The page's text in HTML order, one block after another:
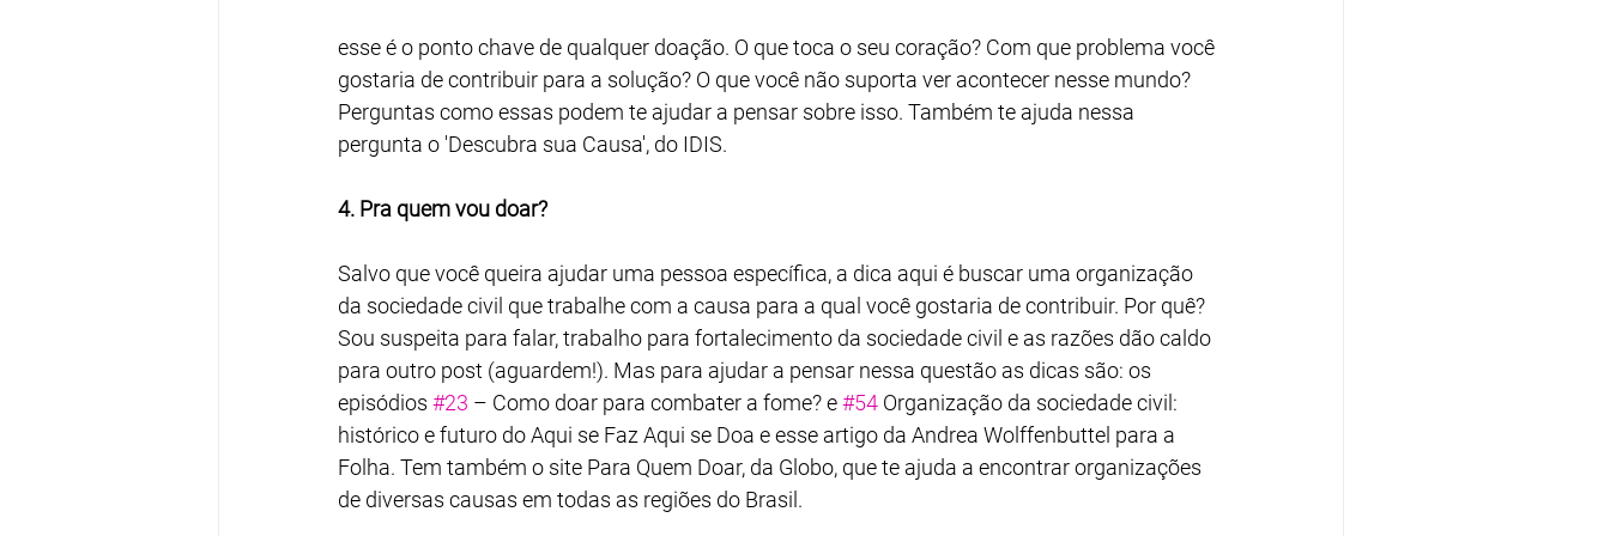
esse é o ponto chave de qualquer doação. O que toca o seu coração? Com que problema você
gostaria de contribuir para a solução? O que você não suporta ver acontecer nesse mundo?
Perguntas como essas podem te ajudar a pensar sobre isso. Também te ajuda nessa
pergunta o 'Descubra sua Causa', do IDIS.
4. Pra quem vou doar?
Salvo que você queira ajudar uma pessoa específica, a dica aqui é buscar uma organização
da sociedade civil que trabalhe com a causa para a qual você gostaria de contribuir. Por quê?
Sou suspeita para falar, trabalho para fortalecimento da sociedade civil e as razões dão caldo
para outro post (aguardem!). Mas para ajudar a pensar nessa questão as dicas são: os
episódios #23 – Como doar para combater a fome? e #54 Organização da sociedade civil:
histórico e futuro do Aqui se Faz Aqui se Doa e esse artigo da Andrea Wolffenbuttel para a
Folha. Tem também o site Para Quem Doar, da Globo, que te ajuda a encontrar organizações
de diversas causas em todas as regiões do Brasil.